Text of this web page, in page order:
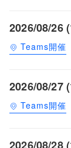
2026/08/26
Teams開催
2026/08/27
Teams開催